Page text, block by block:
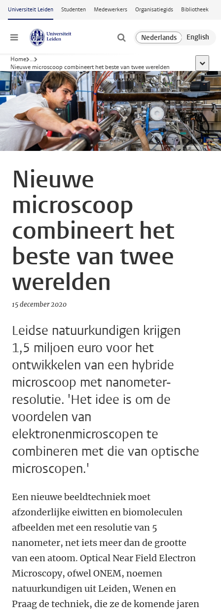
Ga naar hoofdinhoud
Universiteit Leiden Studenten Medewerkers Organisatiegids Bibliotheek
Menu
Home ...
Nieuwe microscoop combineert het beste van twee werelden
toon
Nieuwe
microscoop
combineert het
beste van twee
werelden
15 december 2020
Leidse natuurkundigen krijgen
1,5 miljoen euro voor het
ontwikkelen van een hybride
microscoop met nanometer-
resolutie. 'Het idee is om de
voordelen van
elektronenmicroscopen te
combineren met die van optische
microscopen.'
Een nieuwe beeldtechniek moet
afzonderlijke eiwitten en biomoleculen
afbeelden met een resolutie van 5
nanometer, net iets meer dan de grootte
van een atoom. Optical Near Field Electron
Microscopy, ofwel ONEM, noemen
natuurkundigen uit Leiden, Wenen en
Praag de techniek, die ze de komende jaren